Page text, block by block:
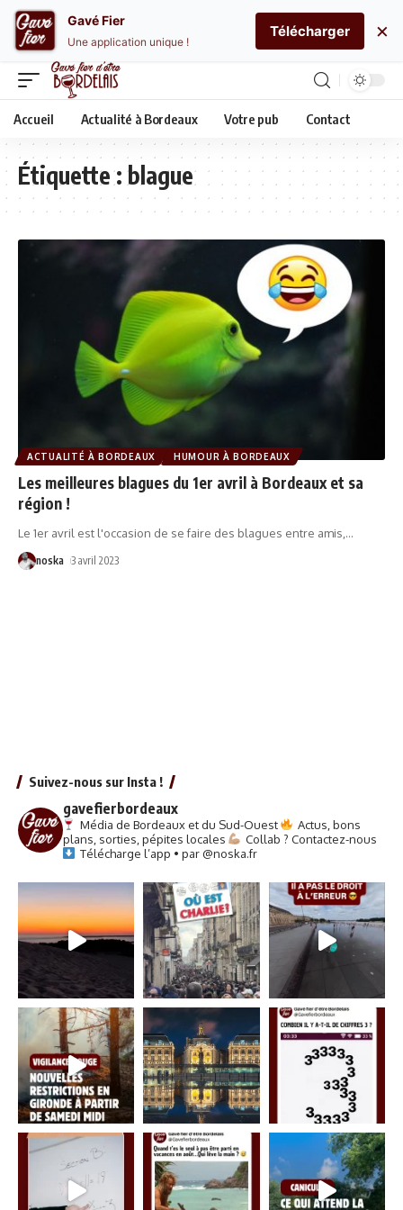
Accueil Actualité à Bordeaux Votre pub Contact
Étiquette :blague
ACTUALITÉ À BORDEAUX HUMOUR À BORDEAUX
Les meilleures blagues du 1er avril à Bordeaux et sa
région !
Le 1er avril est l'occasion de se faire des blagues entre amis, …
noska 3 avril 2023
Suivez-nous sur Insta !
gavefierbordeaux
Média de Bordeaux et du Sud-Ouest
Actus, bons
plans, sorties, pépites locales
Collab ? Contactez-nous
Télécharge l’app • par @noska.fr
Gavé Fier
Une application unique !
Télécharger ×